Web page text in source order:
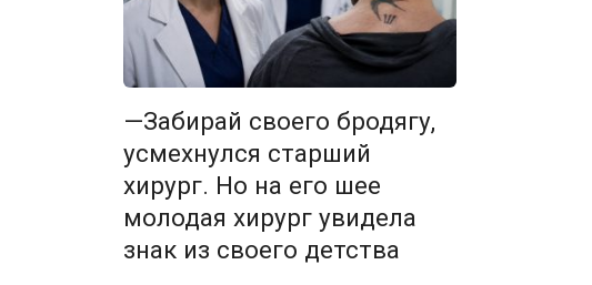
—Забирай своего бродягу,
усмехнулся старший
хирург. Но на его шее
молодая хирург увидела
знак из своего детства